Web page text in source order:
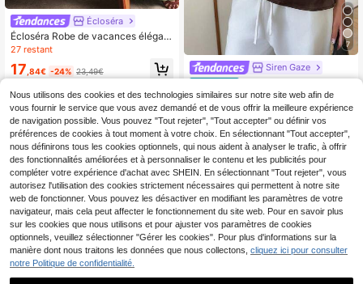
Écloséra
Écloséra Robe de vacances élégant
e pour femme, robe verte à col en V
aille
27 restant
17 ,84€ -24% 23,49€
7
Siren Gaze
tin à empiècement en dentelle à ép
aules obliques pour femmes
Dès 8
Nous utilisons des cookies et des technologies similaires sur notre site web afin de
vous fournir le service que vous avez demandé et de vous offrir la meilleure expérience
de navigation possible. Vous pouvez "Tout rejeter", "Tout accepter" ou définir vos
préférences de cookies à tout moment à votre choix. En sélectionnant "Tout accepter",
nous définirons tous les cookies optionnels, qui nous aident à analyser le trafic, à offrir
des fonctionnalités améliorées et à personnaliser le contenu et les publicités pour
compléter votre expérience d'achat avec SHEIN. En sélectionnant "Tout rejeter", vous
autorisez l'utilisation des cookies strictement nécessaires qui permettent à notre site
web de fonctionner. Vous pouvez les désactiver en modifiant les paramètres de votre
navigateur, mais cela peut affecter le fonctionnement du site web. Pour en savoir plus
sur les cookies que nous utilisons et pour ajuster vos paramètres de cookies
optionnels, veuillez sélectionner "Gérer les cookies". Pour plus d'informations sur la
manière dont nous traitons les données que nous collectons, cliquez ici pour consulter
notre Politique de confidentialité.